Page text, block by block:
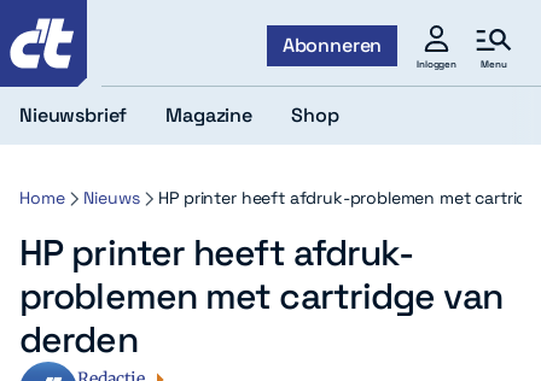
Abonneren
Inloggen Menu
Nieuwsbrief Magazine Shop
Home Nieuws HP printer heeft afdruk-problemen met
HP printer heeft afdruk-
problemen met cartridge van
derden